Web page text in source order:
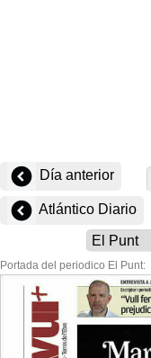
Día anterior
Atlántico Diario
Portada del periodico El Punt: